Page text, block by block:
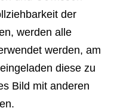
der
werden alle
werden, am
diese zu
Bild mit anderen